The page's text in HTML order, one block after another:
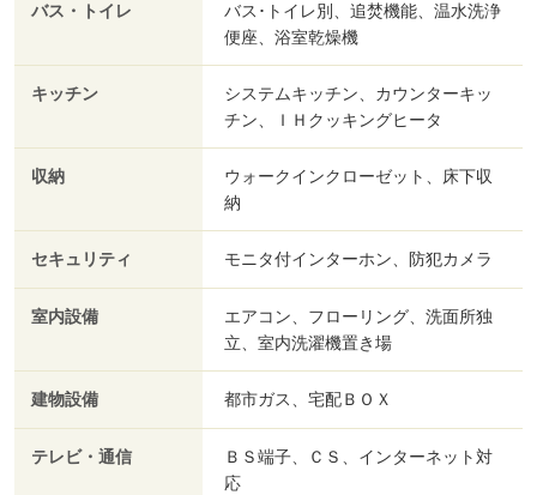
バス・トイレ
バス･トイレ別、追焚機能、温水洗浄
便座、浴室乾燥機
キッチン
システムキッチン、カウンターキッ
チン、ＩＨクッキングヒータ
収納
ウォークインクローゼット、床下収
納
セキュリティ モニタ付インターホン、防犯カメラ
室内設備
エアコン、フローリング、洗面所独
立、室内洗濯機置き場
建物設備 都市ガス、宅配ＢＯＸ
テレビ・通信
ＢＳ端子、ＣＳ、インターネット対
応